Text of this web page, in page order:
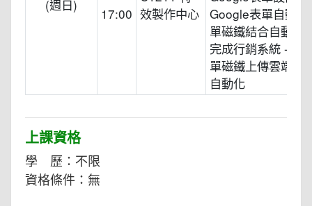
(週日)
17:00 效製作中心
Google表單自動化
單磁鐵結合自動化
完成行銷系統 - 實
單磁鐵上傳雲端後
自動化
上課資格
學 歷：不限
資格條件：無